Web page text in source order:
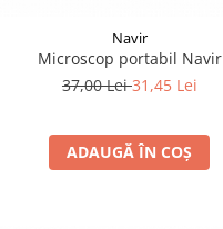
Navir
Microscop portabil Navir
37,00 Lei31,45 Lei
ADAUGĂ ÎN COȘ